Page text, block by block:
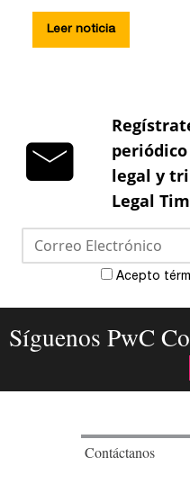
Leer noticia
legal y
Legal
Acepto
Síguenos PwC
Contáctanos